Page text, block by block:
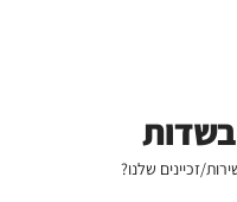
בשדות
זכיינים שלנו?